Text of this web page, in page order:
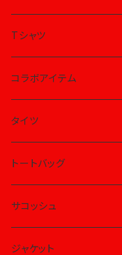
Tシャツ
コラボアイテム
タイツ
トートバッグ
サコッシュ
ジャケット